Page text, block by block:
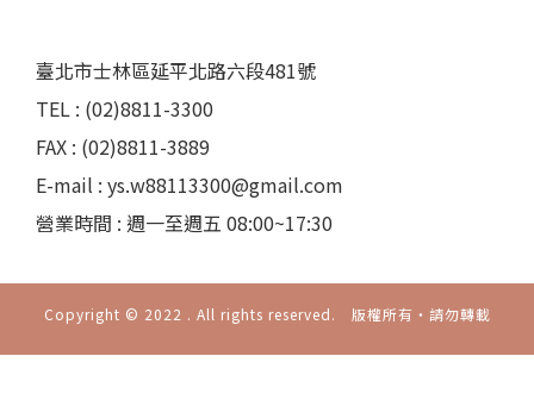
臺北市士林區延平北路六段481號
TEL : (02)8811-3300
FAX : (02)8811-3889
E-mail : ys.w88113300@gmail.com
營業時間 : 週一至週五 08:00~17:30
Copyright © 2022 . All rights reserved. 版權所有‧請勿轉載